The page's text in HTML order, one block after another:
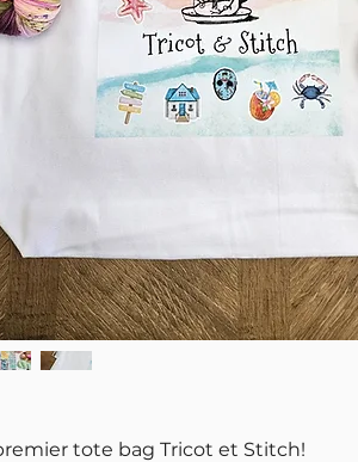
tote bag Tricot et Stitch!